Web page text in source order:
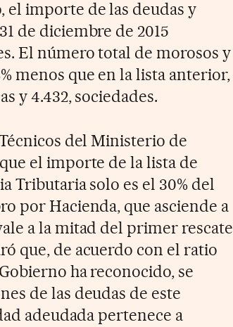
el importe de las deudas y
de diciembre de 2015
El número total de morosos y
menos que en la lista anterior,
y 4.432, sociedades.
del Ministerio de
el importe de la lista de
Tributaria solo es el 30% del
por Hacienda, que asciende a
a la mitad del primer rescate
que, de acuerdo con el ratio
ha reconocido, se
de las deudas de este
adeudada pertenece a